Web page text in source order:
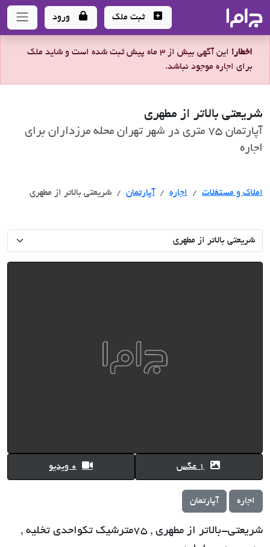
- سامانه جامع املاک و مشاورین املاک
ثبت ملک ورود
اخطار!
این آگهی بیش از 3 ماه پیش ثبت شده است و شاید ملک
برای اجاره موجود نباشد.
شریعتی بالاتر از مطهری
آپارتمان 75 متری در شهر تهران محله مرزداران برای
اجاره
املاک و مستغلات اجاره اجاره
آپارتمان شریعتی بالاتر از مطهری
1 عگس 0 ویدیو
اجاره آپارتمان
شریعتی-بالاتر از مطهری , 75مترشیک تکواحدی تخلیه ,